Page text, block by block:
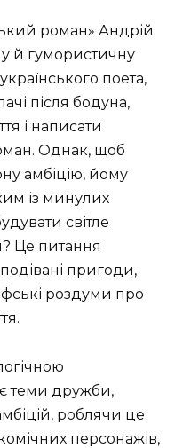
роман» Андрій
й гумористичну
поета,
після бодуна,
і написати
Однак, щоб
амбіцію, йому
із минулих
світле
Це питання
пригоди,
роздуми про
теми дружби,
роблячи це
персонажів,